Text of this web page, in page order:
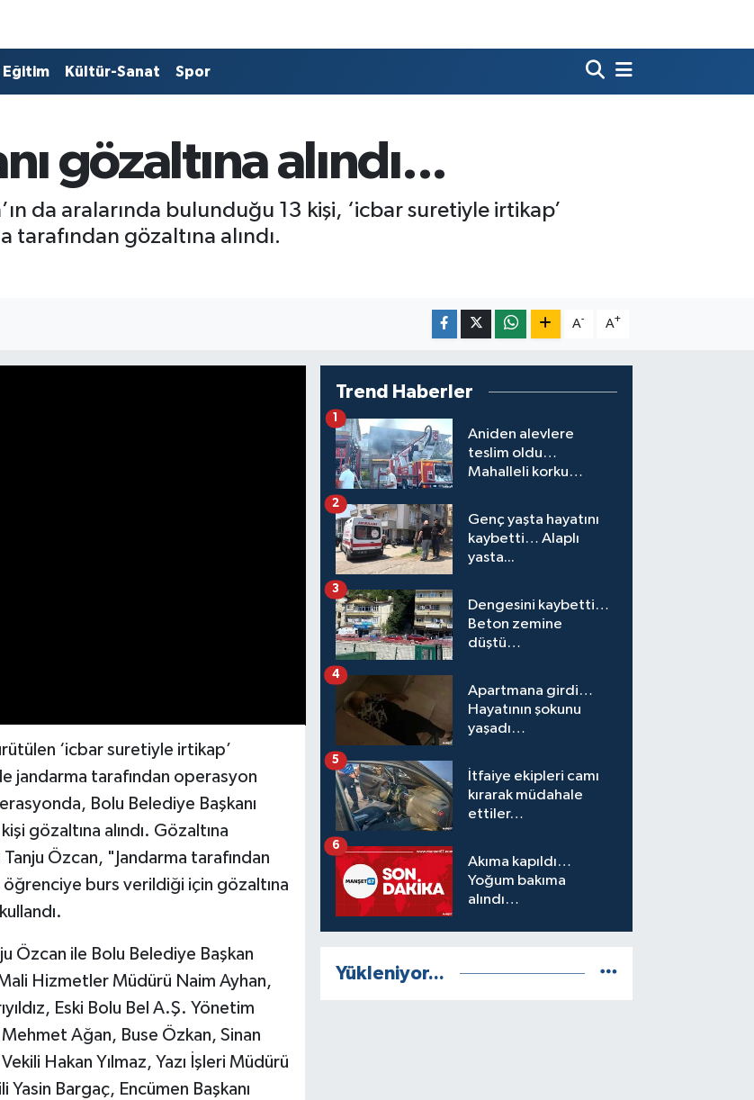
Eğitim Kültür-Sanat Spor
gözaltına alındı...
da aralarında bulunduğu 13 kişi, ‘icbar suretiyle irtikap’
tarafından gözaltına alındı.
A- A+
‘icbar suretiyle irtikap’
jandarma tarafından operasyon
Bolu Belediye Başkanı
gözaltına alındı. Gözaltına
Tanju Özcan, "Jandarma tarafından
burs verildiği için gözaltına
Özcan ile Bolu Belediye Başkan
Hizmetler Müdürü Naim Ayhan,
Eski Bolu Bel A.Ş. Yönetim
Ağan, Buse Özkan, Sinan
Hakan Yılmaz, Yazı İşleri Müdürü
Bargaç, Encümen Başkanı
Trend Haberler
Aniden alevlere
teslim oldu…
Mahalleli korku
1
Genç yaşta hayatını
kaybetti… Alaplı
yasta...
2
Dengesini kaybetti…
Beton zemine
düştü…
3
Apartmana girdi…
Hayatının şokunu
yaşadı…
4
İtfaiye ekipleri camı
kırarak müdahale
ettiler…
5
Akıma kapıldı…
Yoğum bakıma
alındı…
6
Yükleniyor...